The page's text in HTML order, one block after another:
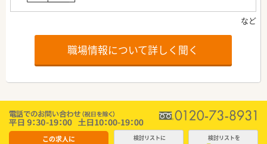
職場情報について詳しく聞く
この求人に 検討リストに 検討リストを